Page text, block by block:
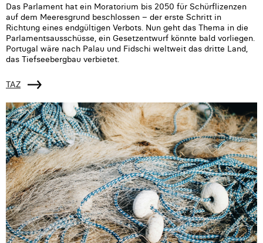
Das Parlament hat ein Moratorium bis 2050 für Schürflizenzen
auf dem Meeresgrund beschlossen – der erste Schritt in
Richtung eines endgültigen Verbots. Nun geht das Thema in die
Parlamentsausschüsse, ein Gesetzentwurf könnte bald vorliegen.
Portugal wäre nach Palau und Fidschi weltweit das dritte Land,
das Tiefseebergbau verbietet.
TAZ